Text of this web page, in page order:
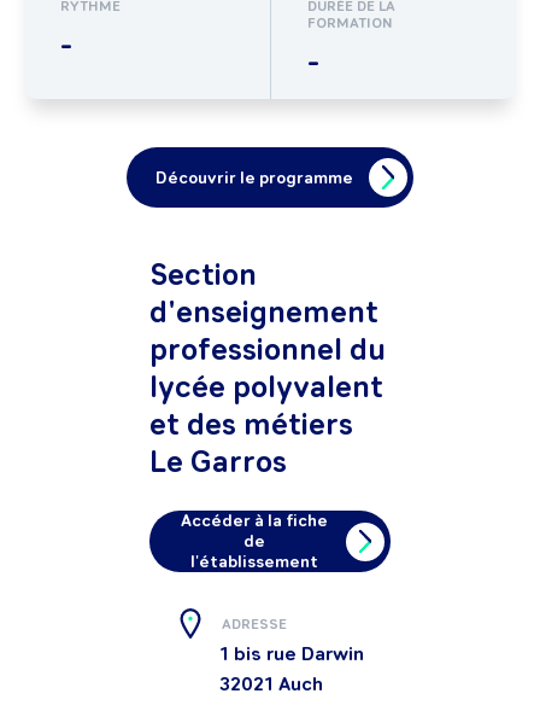
RYTHME
-
DURÉE DE LA
FORMATION
-
Découvrir le programme
Section
d'enseignement
professionnel du
lycée polyvalent
et des métiers
Le Garros
Accéder à la fiche
de
l'établissement
ADRESSE
1 bis rue Darwin
32021 Auch